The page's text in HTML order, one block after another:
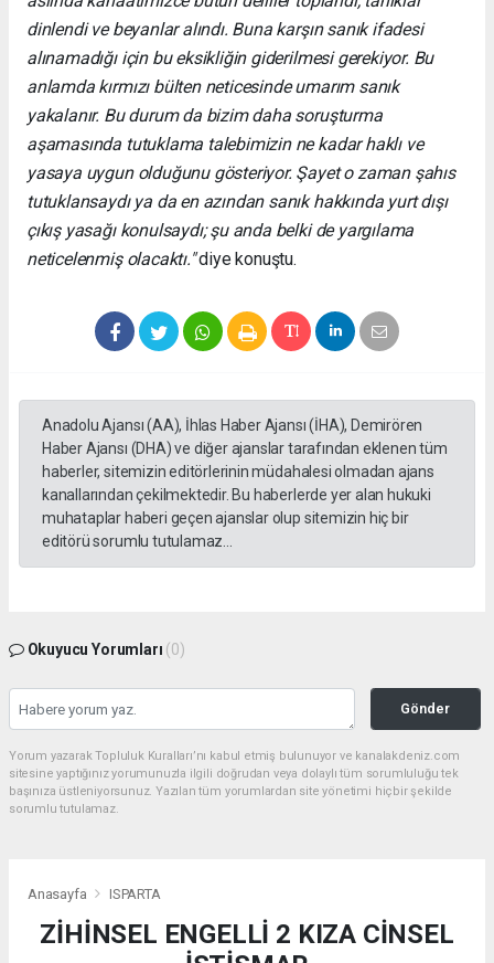
dinlendi ve beyanlar alındı. Buna karşın sanık ifadesi
alınamadığı için bu eksikliğin giderilmesi gerekiyor. Bu
anlamda kırmızı bülten neticesinde umarım sanık
yakalanır. Bu durum da bizim daha soruşturma
aşamasında tutuklama talebimizin ne kadar haklı ve
yasaya uygun olduğunu gösteriyor. Şayet o zaman şahıs
tutuklansaydı ya da en azından sanık hakkında yurt dışı
çıkış yasağı konulsaydı; şu anda belki de yargılama
neticelenmiş olacaktı."diye konuştu.
Anadolu Ajansı (AA), İhlas Haber Ajansı (İHA), Demirören
Haber Ajansı (DHA) ve diğer ajanslar tarafından eklenen tüm
haberler, sitemizin editörlerinin müdahalesi olmadan ajans
kanallarından çekilmektedir. Bu haberlerde yer alan hukuki
muhataplar haberi geçen ajanslar olup sitemizin hiç bir
editörü sorumlu tutulamaz...
Okuyucu Yorumları (0)
Gönder
Yorum yazarak Topluluk Kuralları’nı kabul etmiş bulunuyor ve kanalakdeniz.com
sitesine yaptığınız yorumunuzla ilgili doğrudan veya dolaylı tüm sorumluluğu tek
başınıza üstleniyorsunuz. Yazılan tüm yorumlardan site yönetimi hiçbir şekilde
sorumlu tutulamaz.
Anasayfa ISPARTA
ZİHİNSEL ENGELLİ 2 KIZA CİNSEL